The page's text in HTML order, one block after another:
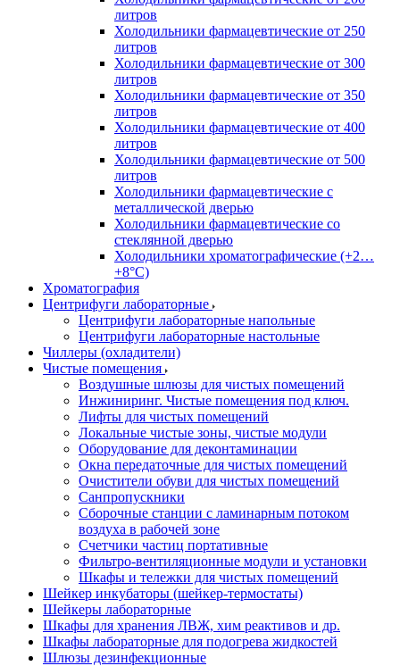
литров
Холодильники фармацевтические от 250
литров
Холодильники фармацевтические от 300
литров
Холодильники фармацевтические от 350
литров
Холодильники фармацевтические от 400
литров
Холодильники фармацевтические от 500
литров
Холодильники фармацевтические с
металлической дверью
Холодильники фармацевтические со
стеклянной дверью
Холодильники хроматографические (+2…
+8°C)
Хроматография
Центрифуги лабораторные
Центрифуги лабораторные напольные
Центрифуги лабораторные настольные
Чиллеры (охладители)
Чистые помещения
Воздушные шлюзы для чистых помещений
Инжиниринг. Чистые помещения под ключ.
Лифты для чистых помещений
Локальные чистые зоны, чистые модули
Оборудование для деконтаминации
Окна передаточные для чистых помещений
Очистители обуви для чистых помещений
Санпропускники
Сборочные станции с ламинарным потоком
воздуха в рабочей зоне
Счетчики частиц портативные
Фильтро-вентиляционные модули и установки
Шкафы и тележки для чистых помещений
Шейкер инкубаторы (шейкер-термостаты)
Шейкеры лабораторные
Шкафы для хранения ЛВЖ, хим реактивов и др.
Шкафы лабораторные для подогрева жидкостей
Шлюзы дезинфекционные